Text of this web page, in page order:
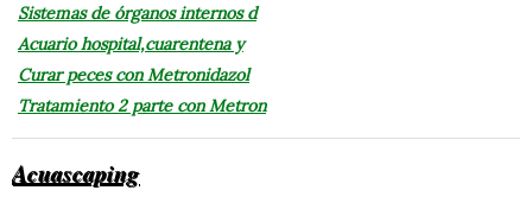
Sistemas de órganos internos d
Acuario hospital,cuarentena y
Curar peces con Metronidazol
Tratamiento 2 parte con Metron
Acuascaping